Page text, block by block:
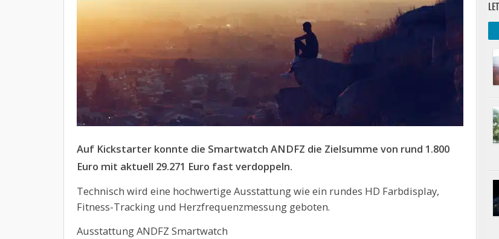
Auf Kickstarter konnte die Smartwatch ANDFZ die Zielsumme von rund 1.800
Euro mit aktuell 29.271 Euro fast verdoppeln.
Technisch wird eine hochwertige Ausstattung wie ein rundes HD Farbdisplay,
Fitness-Tracking und Herzfrequenzmessung geboten.
Ausstattung ANDFZ Smartwatch